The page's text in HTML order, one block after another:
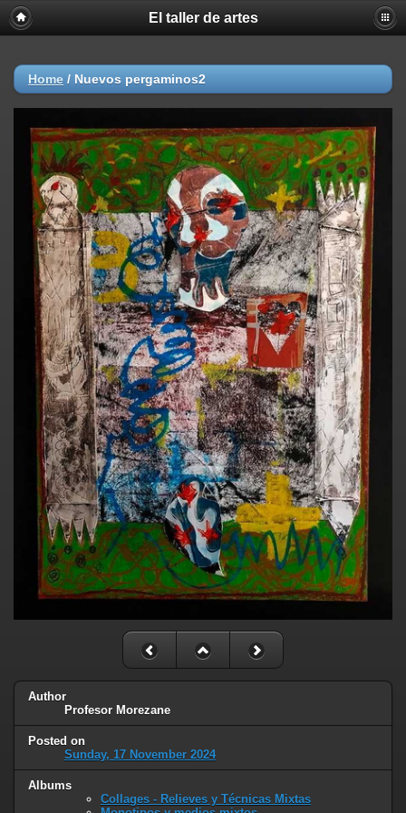
El taller de artes
Home / Nuevos pergaminos2
Author
Profesor Morezane
Posted on
Sunday, 17 November 2024
Albums
Collages - Relieves y Técnicas Mixtas